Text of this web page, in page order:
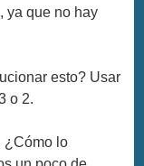
ya que no hay
esto? Usar
o 2.
¿Cómo lo